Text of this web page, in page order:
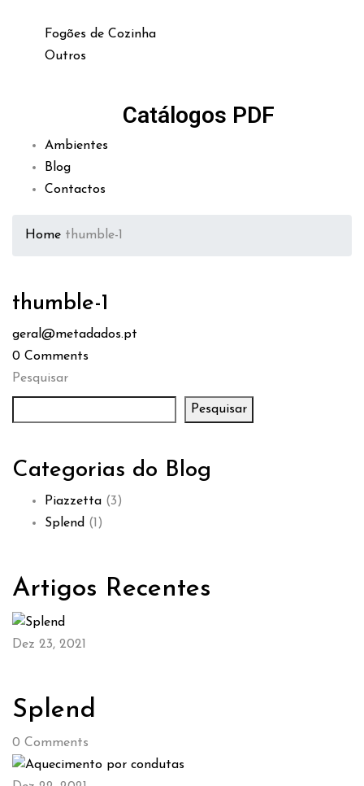
Fogões de Cozinha
Outros
Catálogos PDF
Ambientes
Blog
Contactos
Home thumble-1
thumble-1
geral@metadados.pt
0 Comments
Pesquisar
Pesquisar
Categorias do Blog
Piazzetta (3)
Splend (1)
Artigos Recentes
Dez 23, 2021
Splend
0 Comments